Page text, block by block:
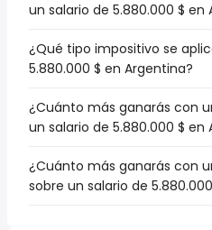
un salario de 5.880.000 $ en
¿Qué tipo impositivo se
5.880.000 $ en Argentina?
¿Cuánto más ganarás con
un salario de 5.880.000 $ en
¿Cuánto más ganarás con
sobre un salario de